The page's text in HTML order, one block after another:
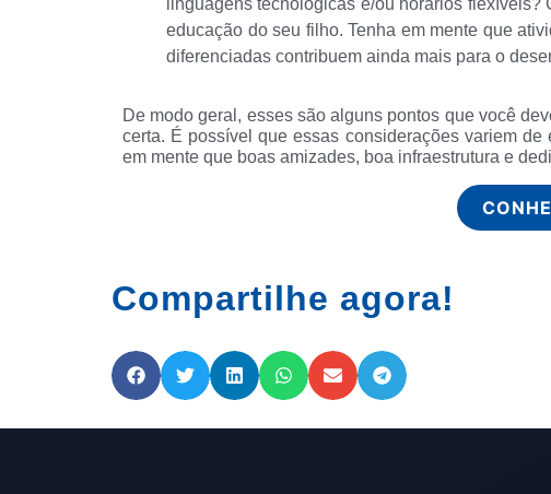
educação do seu filho. Tenha em mente que
diferenciadas contribuem ainda mais para o
De modo geral, esses são alguns pontos que você
certa. É possível que essas considerações variem
em mente que boas amizades, boa infraestrutura e
Compartilhe agora!